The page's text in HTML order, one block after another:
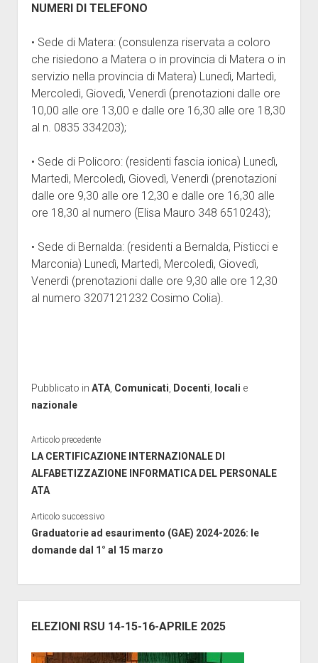
NUMERI DI TELEFONO
• Sede di Matera: (consulenza riservata a coloro
che risiedono a Matera o in provincia di Matera o in
servizio nella provincia di Matera) Lunedì, Martedì,
Mercoledì, Giovedì, Venerdì (prenotazioni dalle ore
10,00 alle ore 13,00 e dalle ore 16,30 alle ore 18,30
al n. 0835 334203);
• Sede di Policoro: (residenti fascia ionica) Lunedì,
Martedì, Mercoledì, Giovedì, Venerdì (prenotazioni
dalle ore 9,30 alle ore 12,30 e dalle ore 16,30 alle
ore 18,30 al numero (Elisa Mauro 348 6510243);
• Sede di Bernalda: (residenti a Bernalda, Pisticci e
Marconia) Lunedì, Martedì, Mercoledì, Giovedì,
Venerdì (prenotazioni dalle ore 9,30 alle ore 12,30
al numero 3207121232 Cosimo Colia).
Pubblicato in ATA, Comunicati Docenti locali e
nazionale
Articolo precedente
LA CERTIFICAZIONE INTERNAZIONALE DI
ALFABETIZZAZIONE INFORMATICA DEL PERSONALE
ATA
Articolo successivo
Graduatorie ad esaurimento (GAE) 2024-2026: le
domande dal 1° al 15 marzo
laterale
ELEZIONI RSU 14-15-16-APRILE 2025